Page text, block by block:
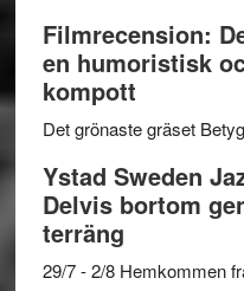
Filmrecension:
en humoristisk
kompott
Det grönaste gräset
Ystad Sweden
Delvis bortom
terräng
29/7 - 2/8 Hemkommen